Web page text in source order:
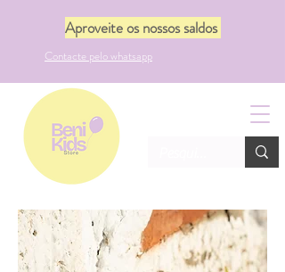
Aproveite os nossos saldos
Contacte pelo whatsapp